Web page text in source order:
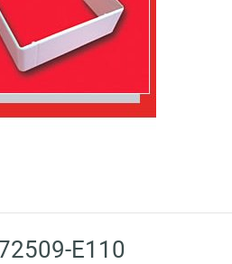
E110